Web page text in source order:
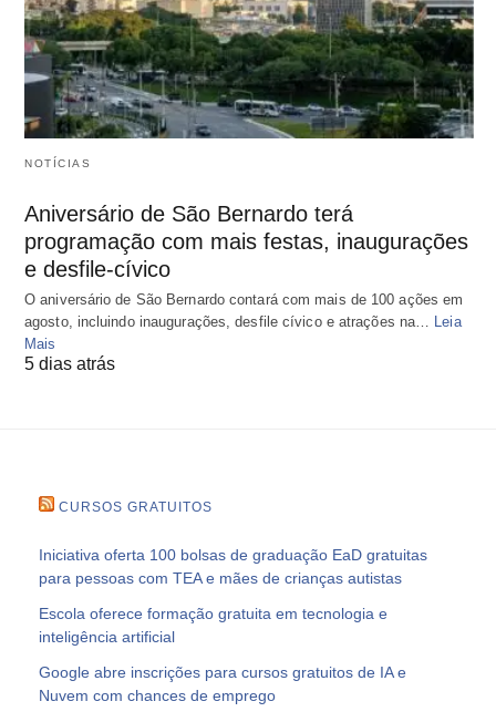
NOTÍCIAS
Aniversário de São Bernardo terá
programação com mais festas, inaugurações
e desfile-cívico
O aniversário de São Bernardo contará com mais de 100 ações em
agosto, incluindo inaugurações, desfile cívico e atrações na…
Leia
Mais
5 dias atrás
CURSOS GRATUITOS
Iniciativa oferta 100 bolsas de graduação EaD gratuitas
para pessoas com TEA e mães de crianças autistas
Escola oferece formação gratuita em tecnologia e
inteligência artificial
Google abre inscrições para cursos gratuitos de IA e
Nuvem com chances de emprego